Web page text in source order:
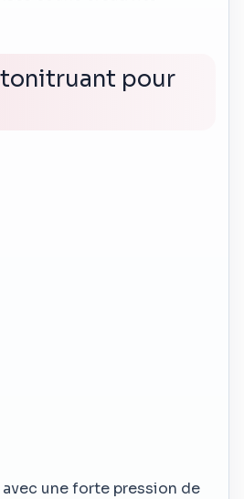
pour
une forte pression de